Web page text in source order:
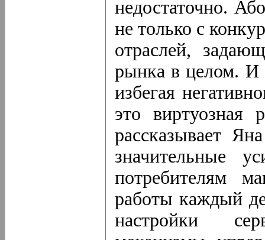
недостаточно.
не только с
отраслей,
рынка в целом. И
избегая
это виртуозная
рассказывает
значительные
потребителям
работы каждый
настройки